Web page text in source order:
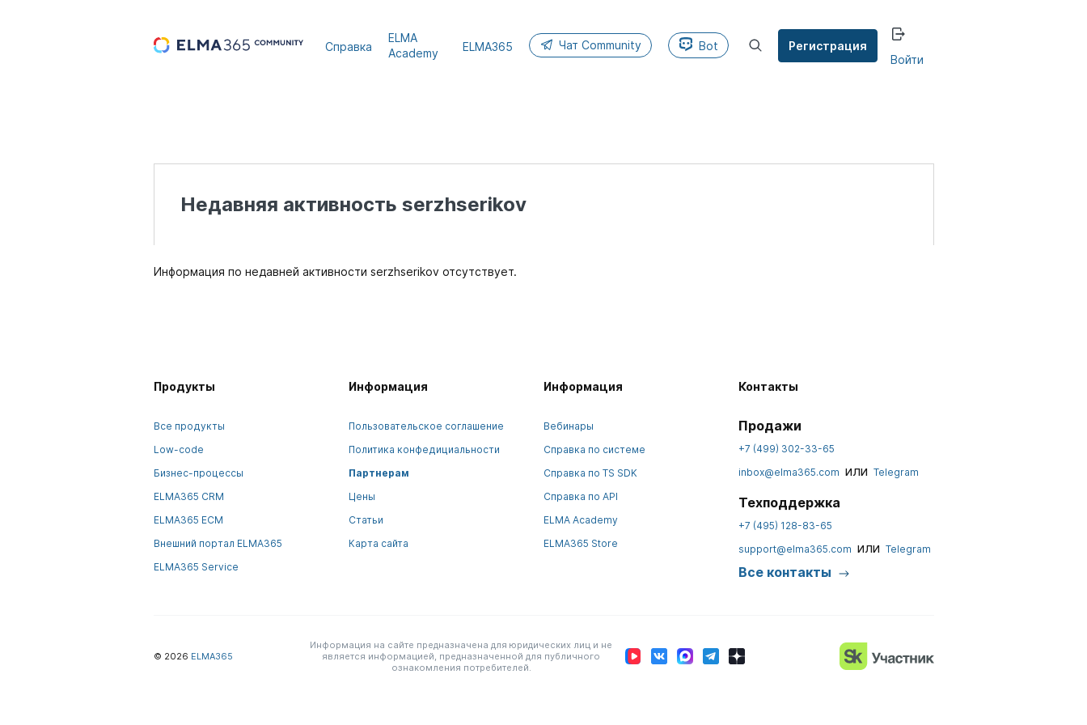
Справка
ELMA
Academy
ELMA365 Чат Community Bot
Регистрация
Войти
Недавняя активность serzhserikov
Информация по недавней активности serzhserikov отсутствует.
Продукты
Все продукты
Low-code
Бизнес-процессы
ELMA365 CRM
ELMA365 ECM
Внешний портал ELMA365
ELMA365 Service
Информация
Пользовательское соглашение
Политика конфедициальности
Партнерам
Цены
Статьи
Карта сайта
Информация
Вебинары
Справка по системе
Справка по TS SDK
Справка по API
ELMA Academy
ELMA365 Store
Контакты
Продажи
+7 (499) 302-33-65
inbox@elma365.com или Telegram
Техподдержка
+7 (495) 128-83-65
support@elma365.com или Telegram
Все контакты
© 2026 ELMA365
Информация на сайте предназначена для юридических лиц и не
является информацией, предназначенной для публичного
ознакомления потребителей.